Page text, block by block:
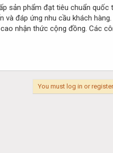
sản phẩm đạt tiêu chuẩn quốc
đáp ứng nhu cầu khách
nhận thức cộng đồng. Các
You must log in or